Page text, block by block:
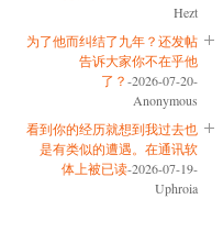
Hezt
为了他而纠结了九年？还发帖
告诉大家你不在乎他
了？-2026-07-20-
Anonymous
看到你的经历就想到我过去也
是有类似的遭遇。在通讯软
体上被已读-2026-07-19-
Uphroia